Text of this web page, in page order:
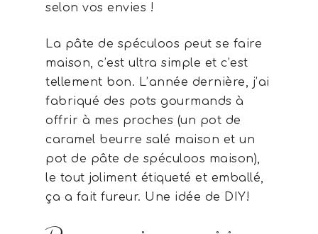
selon vos envies !
La pâte de spéculoos peut se faire
maison, c’est ultra simple et c’est
tellement bon. L’année dernière, j’ai
fabriqué des pots gourmands à
offrir à mes proches (un pot de
caramel beurre salé maison et un
pot de pâte de spéculoos maison),
le tout joliment étiqueté et emballé,
ça a fait fureur. Une idée de DIY!